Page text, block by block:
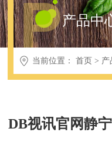
P产品中
当前位置：首页 > 产
DB视讯官网静